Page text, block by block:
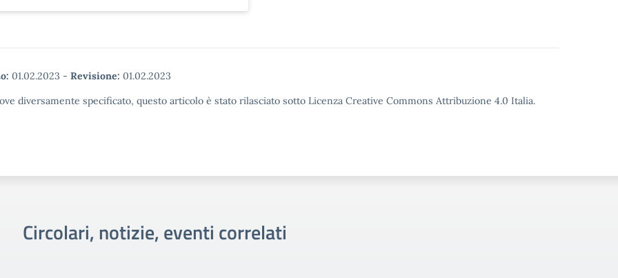
01.02.2023 - Revisione: 01.02.2023
diversamente specificato, questo articolo è stato rilasciato sotto Licenza Creative Commons Attribuzione 4.0 Italia.
Circolari, notizie, eventi correlati